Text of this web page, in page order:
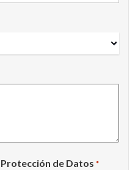
de Datos *